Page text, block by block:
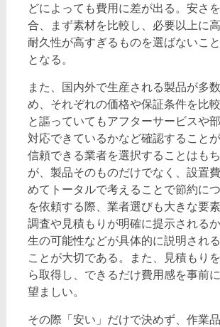
どによっても費用に差が出る。安さ
合、まず素材を比較し、必要以上に
耐久性が高すぎるものを選ばないこ
となる。
また、国内外で生産される製品が多
め、それぞれの価格や保証条件を比較
と謳っていてもアフターサービスや
対応できているかなど確認することが
信頼できる業者を選択することはも
が、製品そのものだけでなく、設置
めてトータルで考えることで節約に
を依頼する際、業者選びも大きな要
調査や見積もりが明確に提示される
生の可能性などが具体的に説明され
ことが大切である。また、見積もり
ら取得し、できるだけ費用感を事前
望ましい。
その際「安い」だけで決めず、作業